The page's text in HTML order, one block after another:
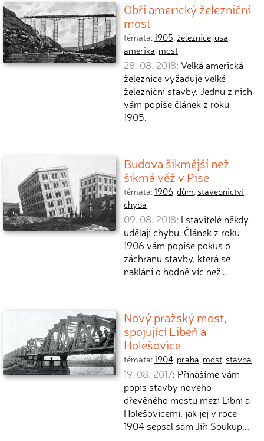
Obří americký železniční
most
témata:1905, železnice, usa,
amerika, most
28. 08. 2018: Velká americká
železnice vyžaduje velké
železniční stavby. Jednu z nich
vám popíše článek z roku
1905.
Budova šikmější než
šikmá věž v Pise
témata:1906,dům, stavebnictví,
chyba
09. 08. 2018: I stavitelé někdy
udělají chybu. Článek z roku
1906 vám popíše pokus o
záchranu stavby, která se
naklání o hodně víc než…
Nový pražský most,
spojující Libeň a
Holešovice
témata:1904, praha, most, stavba
19. 08. 2017: Přinášíme vám
popis stavby nového
dřevěného mostu mezi Libní a
Holešovicemi, jak jej v roce
1904 sepsal sám Jiři Soukup,…